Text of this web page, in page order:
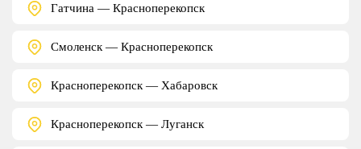
Гатчина — Красноперекопск
Смоленск — Красноперекопск
Красноперекопск — Хабаровск
Красноперекопск — Луганск